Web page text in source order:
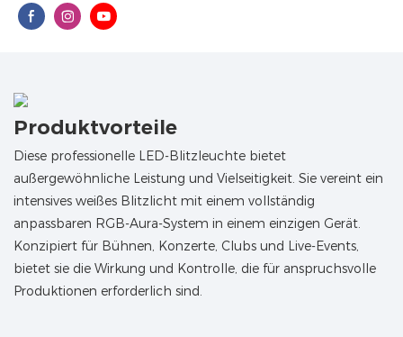
Produktvorteile
Diese professionelle LED-Blitzleuchte bietet
außergewöhnliche Leistung und Vielseitigkeit. Sie vereint ein
intensives weißes Blitzlicht mit einem vollständig
anpassbaren RGB-Aura-System in einem einzigen Gerät.
Konzipiert für Bühnen, Konzerte, Clubs und Live-Events,
bietet sie die Wirkung und Kontrolle, die für anspruchsvolle
Produktionen erforderlich sind.